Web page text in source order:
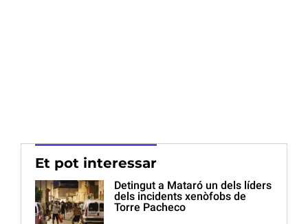
Et pot interessar
Detingut a Mataró un dels líders
dels incidents xenòfobs de
Torre Pacheco